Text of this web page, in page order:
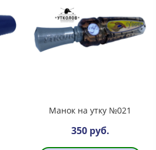
Манок на утку №021
350 руб.